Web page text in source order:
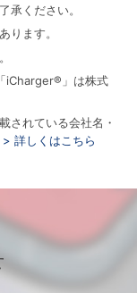
承ください。
ります。
iCharger®」は株式
されている会社名・
> 詳しくはこちら